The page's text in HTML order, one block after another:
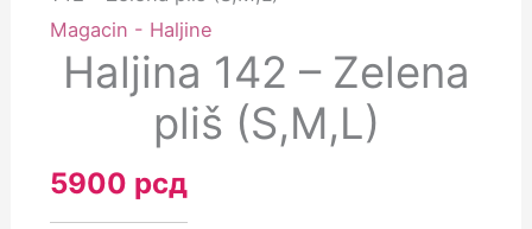
Magacin - Haljine
Haljina 142 – Zelena
pliš (S,M,L)
5900 рсд